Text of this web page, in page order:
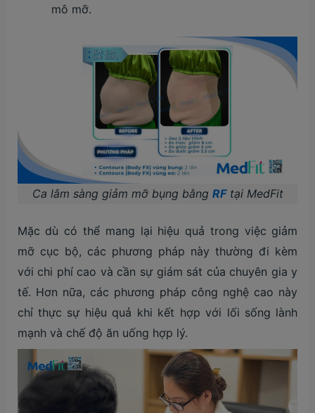
mô mỡ.
Ca lâm sàng giảm mỡ bụng bằng RFtại MedFit
Mặc dù có thể mang lại hiệu quả trong việc giảm
mỡ cục bộ, các phương pháp này thường đi kèm
với chi phí cao và cần sự giám sát của chuyên gia y
tế. Hơn nữa, các phương pháp công nghệ cao này
chỉ thực sự hiệu quả khi kết hợp với lối sống lành
mạnh và chế độ ăn uống hợp lý.